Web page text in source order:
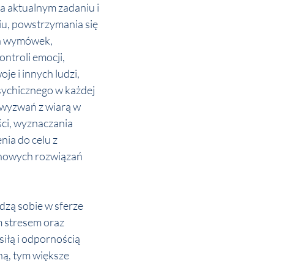
aktualnym zadaniu i
powstrzymania się
wymówek,
emocji,
i innych ludzi,
w każdej
z wiarą w
wyznaczania
do celu z
rozwiązań
sobie w sferze
stresem oraz
i odpornością
tym większe